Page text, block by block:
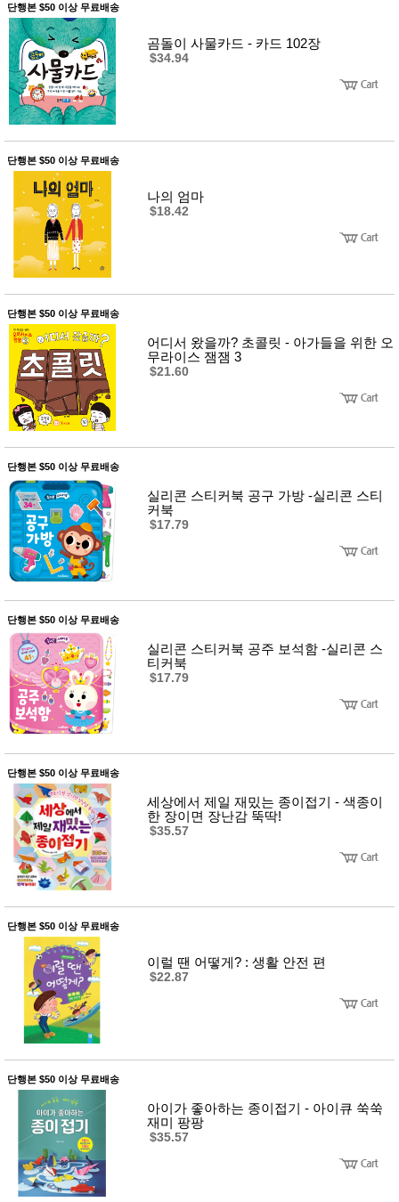
단행본 $50 이상 무료배송
곰돌이 사물카드 - 카드 102장
$34.94
단행본 $50 이상 무료배송
나의 엄마
$18.42
단행본 $50 이상 무료배송
어디서 왔을까? 초콜릿 - 아가들을 위한 오
무라이스 잼잼 3
$21.60
단행본 $50 이상 무료배송
실리콘 스티커북 공구 가방 -실리콘 스티
커북
$17.79
단행본 $50 이상 무료배송
실리콘 스티커북 공주 보석함 -실리콘 스
티커북
$17.79
단행본 $50 이상 무료배송
세상에서 제일 재밌는 종이접기 - 색종이
한 장이면 장난감 뚝딱!
$35.57
단행본 $50 이상 무료배송
이럴 땐 어떻게? : 생활 안전 편
$22.87
단행본 $50 이상 무료배송
아이가 좋아하는 종이접기 - 아이큐 쑥쑥
재미 팡팡
$35.57